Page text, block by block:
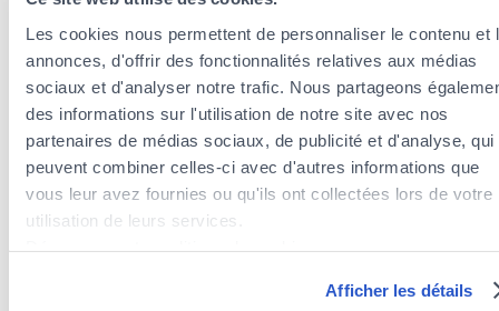
Les cookies nous permettent de personnaliser le contenu et
annonces, d'offrir des fonctionnalités relatives aux médias
sociaux et d'analyser notre trafic. Nous partageons
des informations sur l'utilisation de notre site avec nos
partenaires de médias sociaux, de publicité et d'analyse, qui
peuvent combiner celles-ci avec d'autres informations que
vous leur avez fournies ou qu'ils ont collectées lors de votre
utilisation de leurs services.
Afficher les détails
+352
2627621